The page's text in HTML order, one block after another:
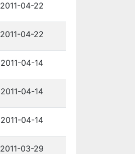
2011-04-22
2011-04-22
2011-04-14
2011-04-14
2011-04-14
2011-03-29